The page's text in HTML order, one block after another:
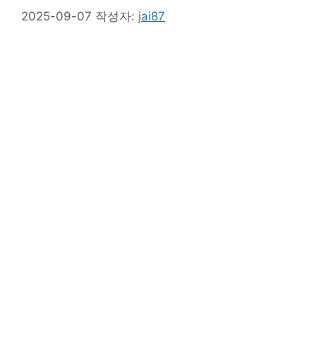
2025-09-07 작성자: jai87